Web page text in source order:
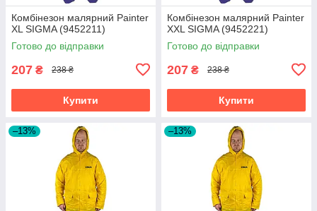
Комбінезон малярний Painter
XL SIGMA (9452211)
Готово до відправки
207 ₴ 238 ₴
Купити
Комбінезон малярний Painter
XXL SIGMA (9452221)
Готово до відправки
207 ₴ 238 ₴
Купити
–13% –13%